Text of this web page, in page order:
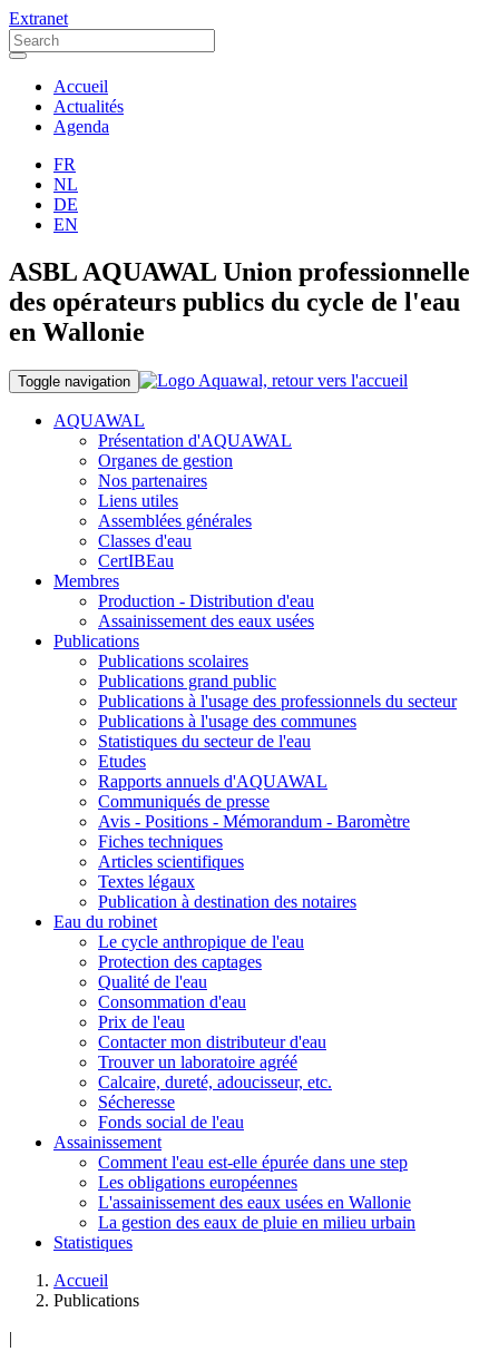
Extranet
Accueil
Actualités
Agenda
FR
NL
DE
EN
ASBL AQUAWAL Union professionnelle
des opérateurs publics du cycle de l'eau
en Wallonie
Toggle navigation
AQUAWAL
Présentation d'AQUAWAL
Organes de gestion
Nos partenaires
Liens utiles
Assemblées générales
Classes d'eau
CertIBEau
Membres
Production - Distribution d'eau
Assainissement des eaux usées
Publications
Publications scolaires
Publications grand public
Publications à l'usage des professionnels du secteur
Publications à l'usage des communes
Statistiques du secteur de l'eau
Etudes
Rapports annuels d'AQUAWAL
Communiqués de presse
Avis - Positions - Mémorandum - Baromètre
Fiches techniques
Articles scientifiques
Textes légaux
Publication à destination des notaires
Eau du robinet
Le cycle anthropique de l'eau
Protection des captages
Qualité de l'eau
Consommation d'eau
Prix de l'eau
Contacter mon distributeur d'eau
Trouver un laboratoire agréé
Calcaire, dureté, adoucisseur, etc.
Sécheresse
Fonds social de l'eau
Assainissement
Comment l'eau est-elle épurée dans une step
Les obligations européennes
L'assainissement des eaux usées en Wallonie
La gestion des eaux de pluie en milieu urbain
Statistiques
Accueil
Publications
|